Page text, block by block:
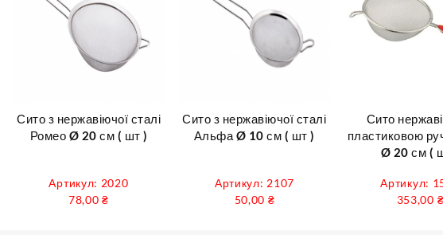
Сито з нержавіючої сталі
Ромео Ø 20 см ( шт )
Артикул: 2020
78,00₴
Сито з нержавіючої сталі
Альфа Ø 10 см ( шт )
Артикул: 2107
50,00 ₴
Сито
пластиковою
Ø 20 см (
Артикул:
353,00